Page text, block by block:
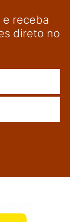
e receba
direto no